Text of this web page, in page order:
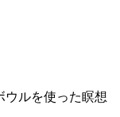
ウルを使った瞑想